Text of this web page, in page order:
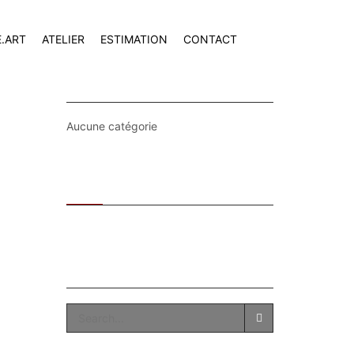
ATELIER ESTIMATION CONTACT
Aucune catégorie